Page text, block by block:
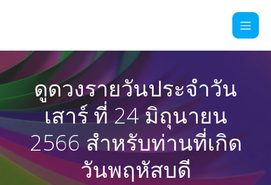
ดูดวงรายวันประจำวัน
เสาร์ ที่ 24 มิถุนายน
2566 สำหรับท่านที่เกิด
วันพฤหัสบดี